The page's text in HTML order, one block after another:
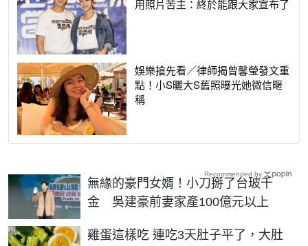
用照片苦主：終於能跟大家宣布了
娛樂搶先看／律師揭曾馨瑩發文重
點！小S曬大S舊照曝光她微信暱
稱
無緣的豪門女婿！小刀掰了台玻千
金 吳建豪前妻家產100億元以上
雞蛋這樣吃 連吃3天肚子平了，大肚
PR
Recommended by